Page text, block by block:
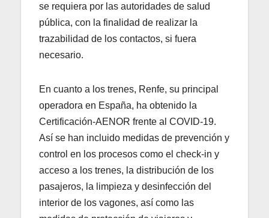
se requiera por las autoridades de salud
pública, con la finalidad de realizar la
trazabilidad de los contactos, si fuera
necesario.
En cuanto a los trenes, Renfe, su principal
operadora en España, ha obtenido la
Certificación-AENOR frente al COVID-19.
Así se han incluido medidas de prevención y
control en los procesos como el check-in y
acceso a los trenes, la distribución de los
pasajeros, la limpieza y desinfección del
interior de los vagones, así como las